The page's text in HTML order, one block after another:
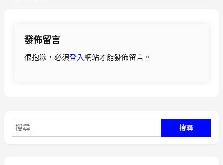
發佈留言
很抱歉，必須登入網站才能發佈留言。
尋